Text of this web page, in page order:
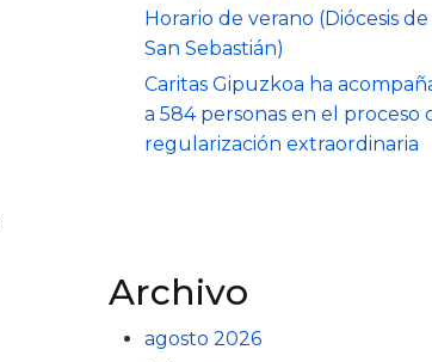
Horario de verano (Diócesis de
San Sebastián)
Caritas Gipuzkoa ha
a 584 personas en el proceso
regularización extraordinaria
Archivo
agosto 2026